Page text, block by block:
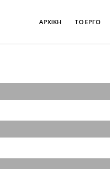
ΑΡΧΙΚΗ ΤΟ ΕΡΓΟ